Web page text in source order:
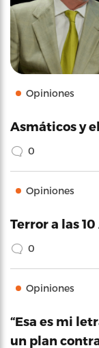
Opiniones
Asmáticos y
0
Opiniones
Terror a las 10
0
Opiniones
“Esa es mi
un plan